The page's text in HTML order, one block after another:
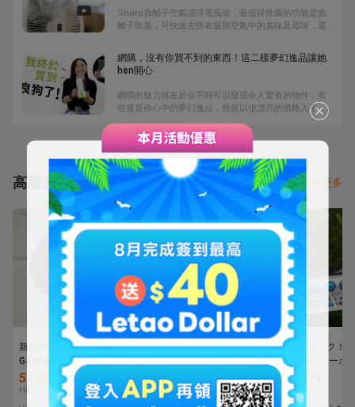
千萬別錯過了。
Sharp負離子空氣清淨電風扇，最值得推薦的功能是負
離子除臭，可快速去除衣服與空氣中的臭味及霉味，還
設定。
網購，沒有你買不到的東西！這二樣夢幻逸品讓她
hen開心
網購的魅力就在於你不時可以發現令人驚喜的物件，有
些還是你心中的夢幻逸品，然後以很漂亮的價格入手，
高爾夫球杆 看更多
新品未使用ピン PING
G440 K9.0 ドライバーヘ
ッド 1Wヘッド単品
57,000円
HK 2992.5
１円★MUTSUMI
HONMA ムツミ ホンマ
鳳凰 -NEW MH488MAX-
高反発 チタンドライバ
ー ブラックIP 10.5度
4,180円
HK 219.5
ツイストネック！
セレクト ニューポ
☆ ミラーフィニッ
ュ！正規品です！
20,000円
HK 1050